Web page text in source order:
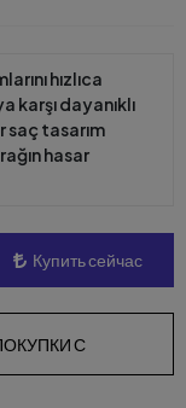
hızlıca
karşı dayanıklı
tasarım
hasar
Купить сейчас
С